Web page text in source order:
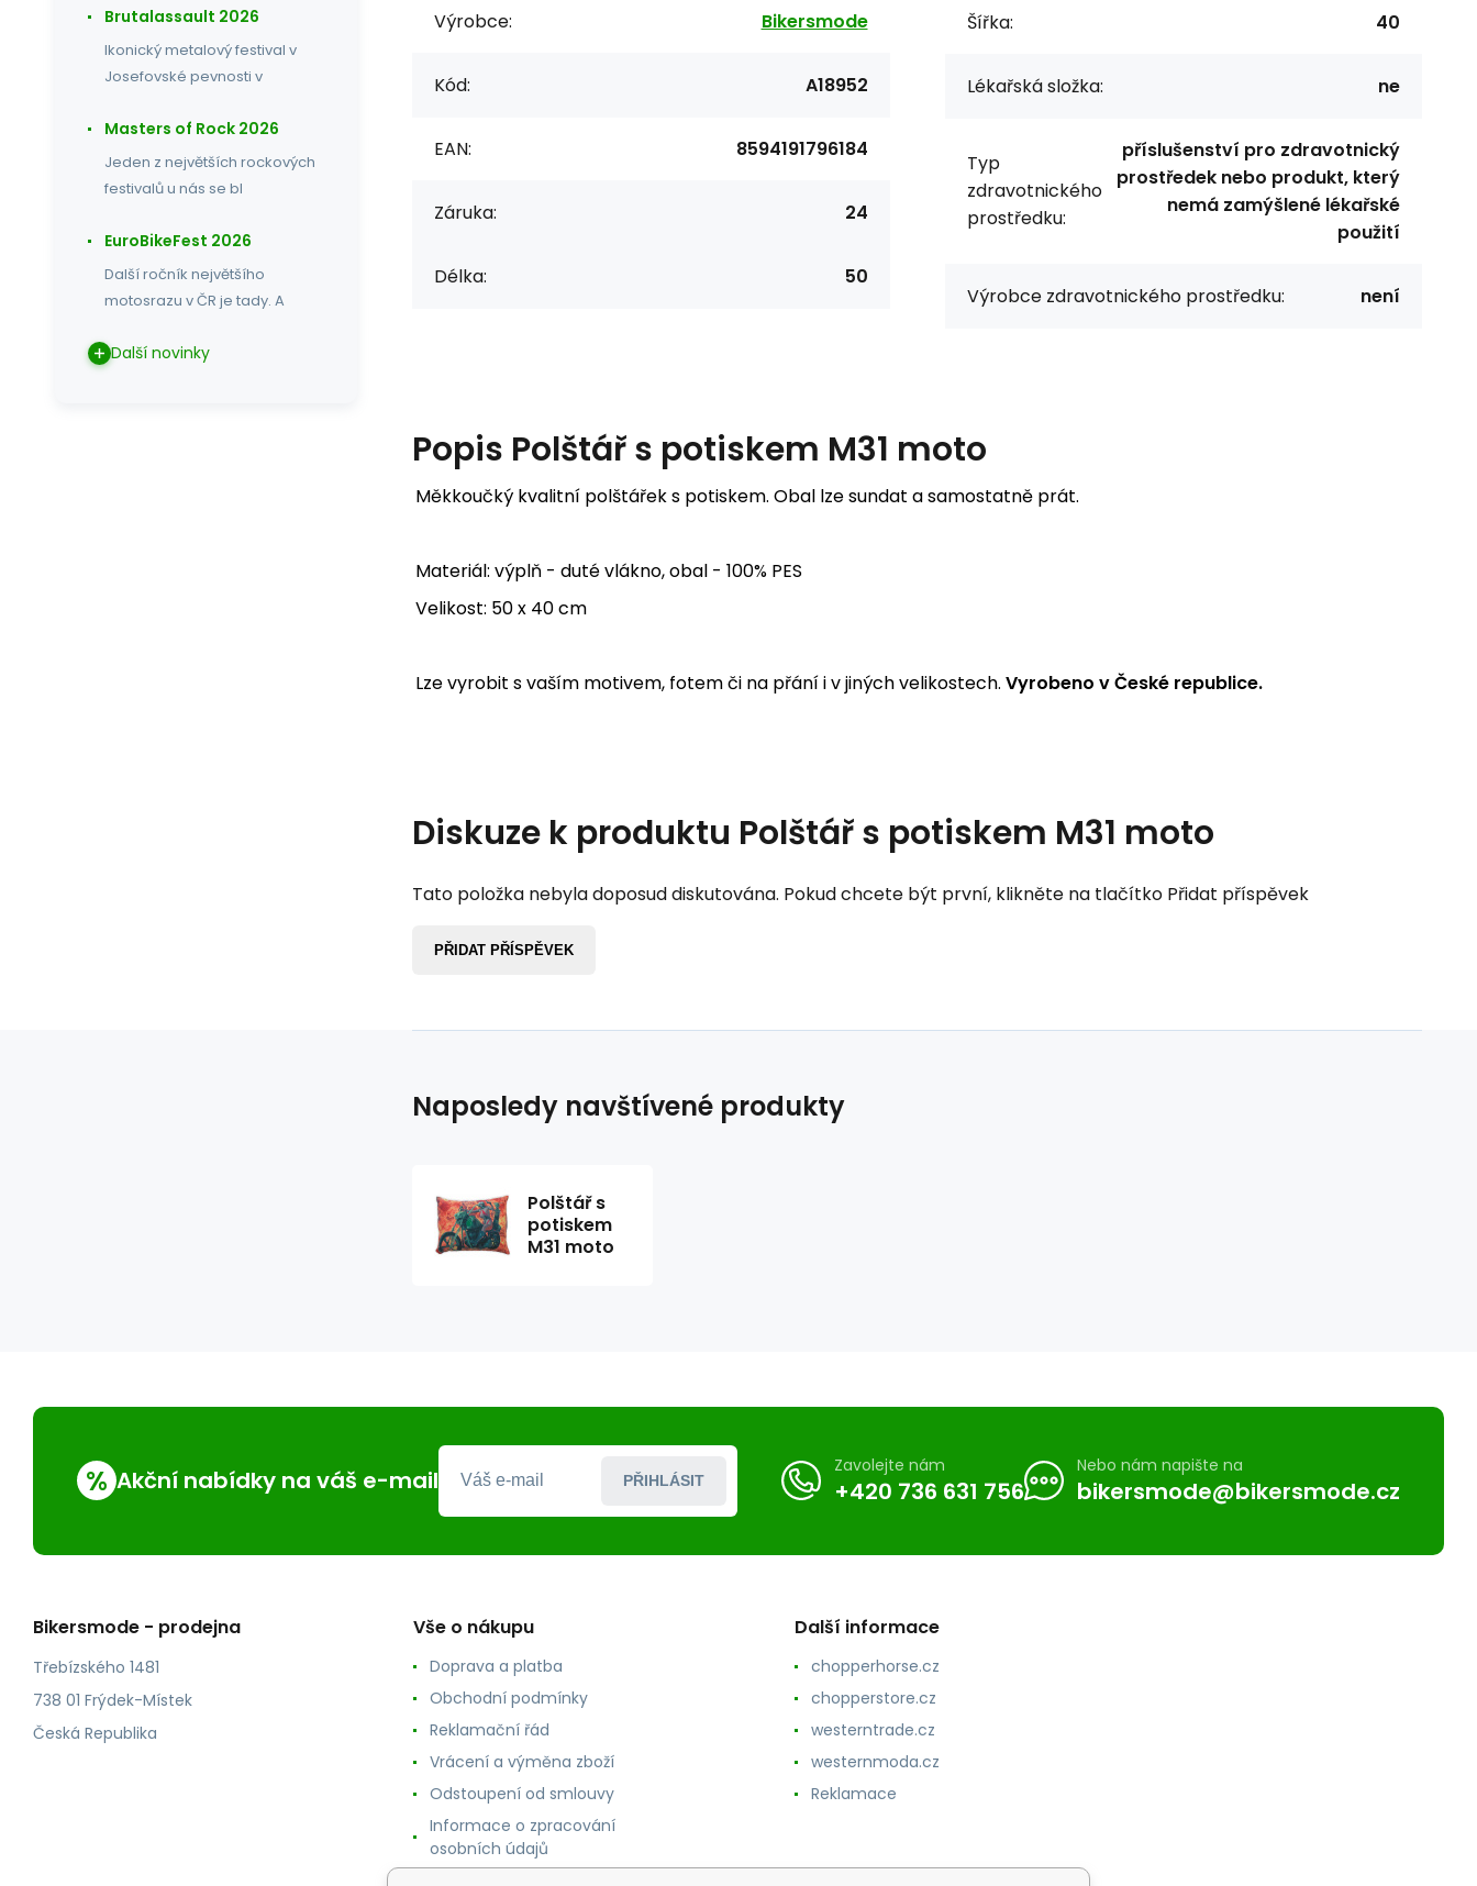
Výrobce: Bikersmode
Kód: A18952
EAN: 8594191796184
Záruka: 24
Délka: 50
Šířka: 40
Lékařská složka: ne
Typ
zdravotnického
prostředku:
příslušenství pro zdravotnický
prostředek nebo produkt, který
nemá zamýšlené lékařské
použití
Výrobce zdravotnického prostředku: není
Popis Polštář s potiskem M31 moto
Měkkoučký kvalitní polštářek s potiskem. Obal lze sundat a samostatně prát.
Materiál: výplň - duté vlákno, obal - 100% PES
Velikost: 50 x 40 cm
Lze vyrobit s vaším motivem, fotem či na přání i v jiných velikostech. Vyrobeno v České republice.
Diskuze k produktu Polštář s potiskem M31 moto
Tato položka nebyla doposud diskutována. Pokud chcete být první, klikněte na tlačítko Přidat příspěvek
PŘIDAT PŘÍSPĚVEK
Brutalassault 2026
Ikonický metalový festival v
Josefovské pevnosti v
Masters of Rock 2026
Jeden z největších rockových
festivalů u nás se bl
EuroBikeFest 2026
Další ročník největšího
motosrazu v ČR je tady. A
Další novinky
Naposledy navštívené produkty
Polštář s
potiskem
M31 moto
% Akční nabídky na váš e-mail PŘIHLÁSIT
Zavolejte nám
+420 736 631 756
Nebo nám napište na
bikersmode@bikersmode.cz
Bikersmode - prodejna
Třebízského 1481
738 01 Frýdek-Místek
Česká Republika
Vše o nákupu
Doprava a platba
Obchodní podmínky
Reklamační řád
Vrácení a výměna zboží
Odstoupení od smlouvy
Informace o zpracování
osobních údajů
Další informace
chopperhorse.cz
chopperstore.cz
westerntrade.cz
westernmoda.cz
Reklamace